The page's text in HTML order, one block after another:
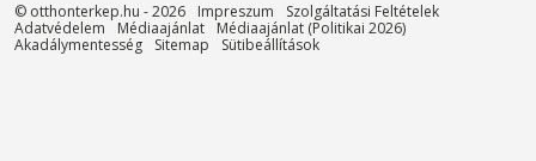
© otthonterkep.hu - 2026 Impreszum
Szolgáltatási Feltételek
Adatvédelem
Médiaajánlat
Médiaajánlat (Politikai 2026)
Akadálymentesség
Sitemap Sütibeállítások